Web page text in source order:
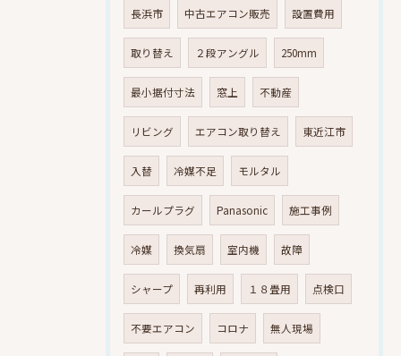
長浜市 中古エアコン販売 設置費用
取り替え ２段アングル 250mm
最小据付寸法 窓上 不動産
リビング エアコン取り替え 東近江市
入替 冷媒不足 モルタル
カールプラグ Panasonic 施工事例
冷媒 換気扇 室内機 故障
シャープ 再利用 １８畳用 点検口
不要エアコン コロナ 無人現場